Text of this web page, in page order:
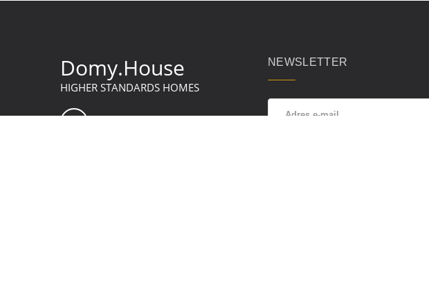
Domy.House
HIGHER STANDARDS HOMES
NEWSLETTER